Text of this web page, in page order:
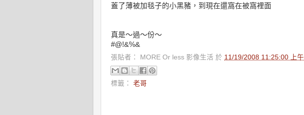
蓋了薄被加毯子的小黑豬，到現在還窩在被窩裡面
真是～過～份～
#@!&%&
張貼者： MORE Or less 影像生活 於 11/19/2008 11:25:00 上午
標籤： 老哥